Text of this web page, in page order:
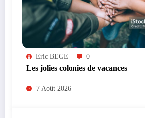
Eric BEGE 0
Les jolies colonies de vacances
7 Août 2026